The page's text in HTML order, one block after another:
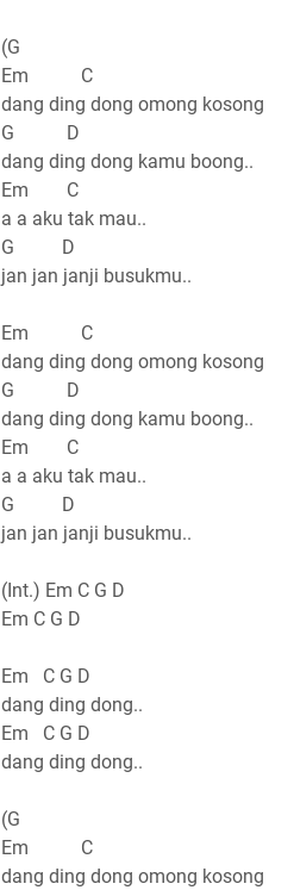
(G
Em C
dang ding dong omong kosong
G D
dang ding dong kamu boong..
Em C
a a aku tak mau..
G D
jan jan janji busukmu..
Em C
dang ding dong omong kosong
G D
dang ding dong kamu boong..
Em C
a a aku tak mau..
G D
jan jan janji busukmu..
(Int.) Em C G D
Em C G D
Em C G D
dang ding dong..
Em C G D
dang ding dong..
(G
Em C
dang ding dong omong kosong